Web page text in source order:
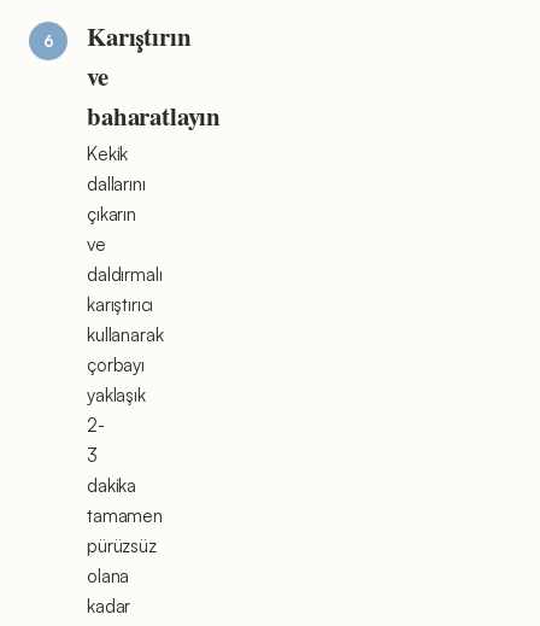
Karıştırın
ve
baharatlayın
Kekik
dallarını
çıkarın
ve
daldırmalı
karıştırıcı
kullanarak
çorbayı
yaklaşık
2-
3
dakika
tamamen
pürüzsüz
olana
kadar